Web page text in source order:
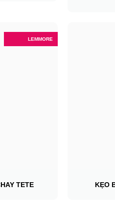
LEMMORE
TETE KẸO